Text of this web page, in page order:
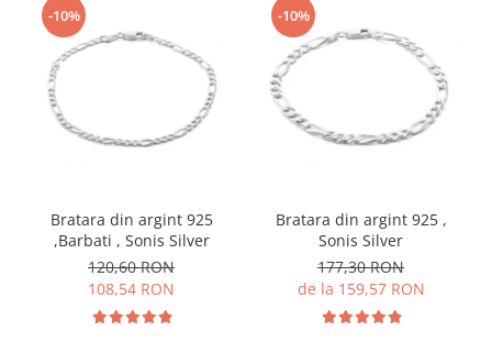
-10%
Bratara din argint 925
,Barbati , Sonis Silver
120,60 RON
108,54 RON
-10%
Bratara din argint 925 ,
Sonis Silver
177,30 RON
de la 159,57 RON